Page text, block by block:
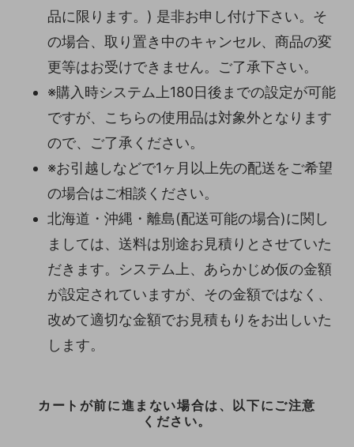
品に限ります。) 是非お申し付け下さい。そ
の場合、取り置き中のキャンセル、商品の変
更等はお受けできません。ご了承下さい。
※購入時システム上180日後までの設定が可能
ですが、こちらの使用品は対象外となります
ので、ご了承ください。
※お引越しなどで1ヶ月以上先の配送をご希望
の場合はご相談ください。
北海道・沖縄・離島(配送可能の場合)に関し
ましては、送料は別途お見積りとさせていた
だきます。システム上、あらかじめ仮の金額
が設定されていますが、その金額ではなく、
改めて適切な金額でお見積もりをお出しいた
します。
カートが前に進まない場合は、以下にご注意
ください。